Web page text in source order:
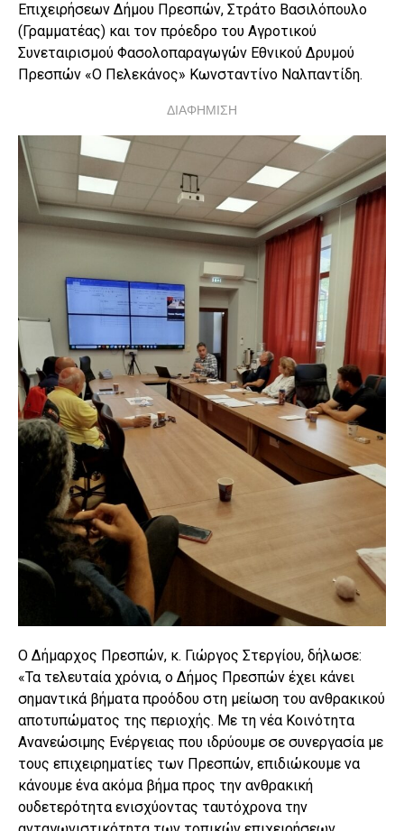
Επιχειρήσεων Δήμου Πρεσπών, Στράτο Βασιλόπουλο
(Γραμματέας) και τον πρόεδρο του Αγροτικού
Συνεταιρισμού Φασολοπαραγωγών Εθνικού Δρυμού
Πρεσπών «Ο Πελεκάνος» Κωνσταντίνο Ναλπαντίδη.
ΔΙΑΦΗΜΙΣΗ
Ο Δήμαρχος Πρεσπών, κ. Γιώργος Στεργίου, δήλωσε:
«Τα τελευταία χρόνια, ο Δήμος Πρεσπών έχει κάνει
σημαντικά βήματα προόδου στη μείωση του ανθρακικού
αποτυπώματος της περιοχής. Με τη νέα Κοινότητα
Ανανεώσιμης Ενέργειας που ιδρύουμε σε συνεργασία με
τους επιχειρηματίες των Πρεσπών, επιδιώκουμε να
κάνουμε ένα ακόμα βήμα προς την ανθρακική
ουδετερότητα ενισχύοντας ταυτόχρονα την